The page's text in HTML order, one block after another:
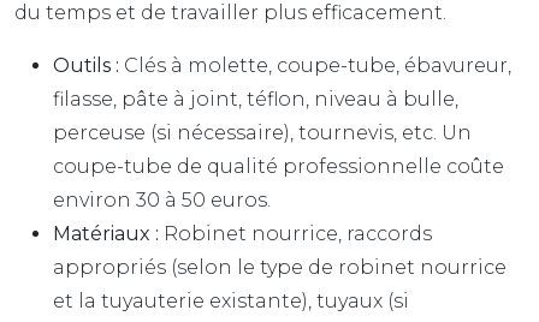
du temps et de travailler plus efficacement.
Outils : Clés à molette, coupe-tube, ébavureur,
filasse, pâte à joint, téflon, niveau à bulle,
perceuse (si nécessaire), tournevis, etc. Un
coupe-tube de qualité professionnelle coûte
environ 30 à 50 euros.
Matériaux : Robinet nourrice, raccords
appropriés (selon le type de robinet nourrice
et la tuyauterie existante), tuyaux (si